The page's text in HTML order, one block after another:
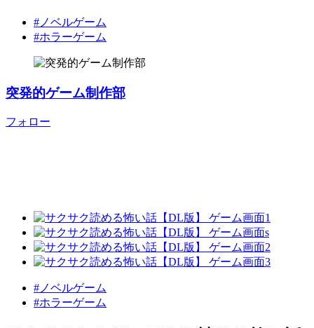
#ノベルゲーム
#ホラーゲーム
突発的ゲーム制作部
フォロー
#ノベルゲーム
#ホラーゲーム